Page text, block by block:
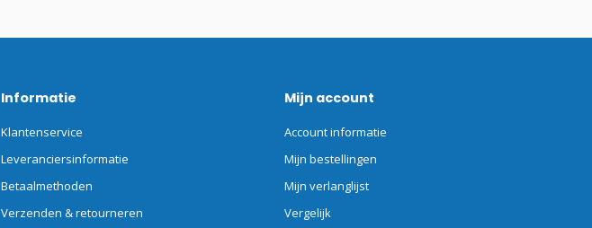
Informatie
Klantenservice
Leveranciersinformatie
Betaalmethoden
Verzenden & retourneren
Mijn account
Account informatie
Mijn bestellingen
Mijn verlanglijst
Vergelijk